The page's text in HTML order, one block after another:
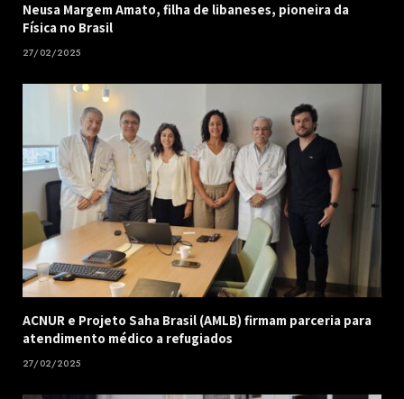
Neusa Margem Amato, filha de libaneses, pioneira da
Física no Brasil
27/02/2025
ACNUR e Projeto Saha Brasil (AMLB) firmam parceria para
atendimento médico a refugiados
27/02/2025